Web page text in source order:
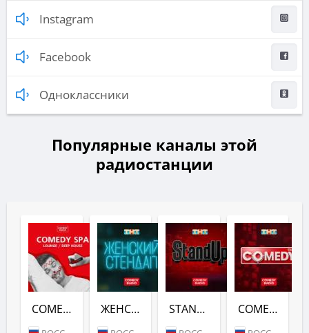
Instagram
Facebook
Одноклассники
Популярные каналы этой
радиостанции
COMEDY SPA (COMEDY RADIO) ЖЕНСКИЙ СТЕНДАП (COMEDY RADIO) STANDUP (COMEDY RADIO) COMEDY CLUB (COMEDY RADIO)